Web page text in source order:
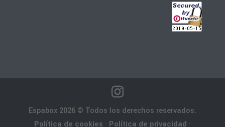
Espabox 2026 © Todos los derechos reservados.
Política de cookies · Política de privacidad ·